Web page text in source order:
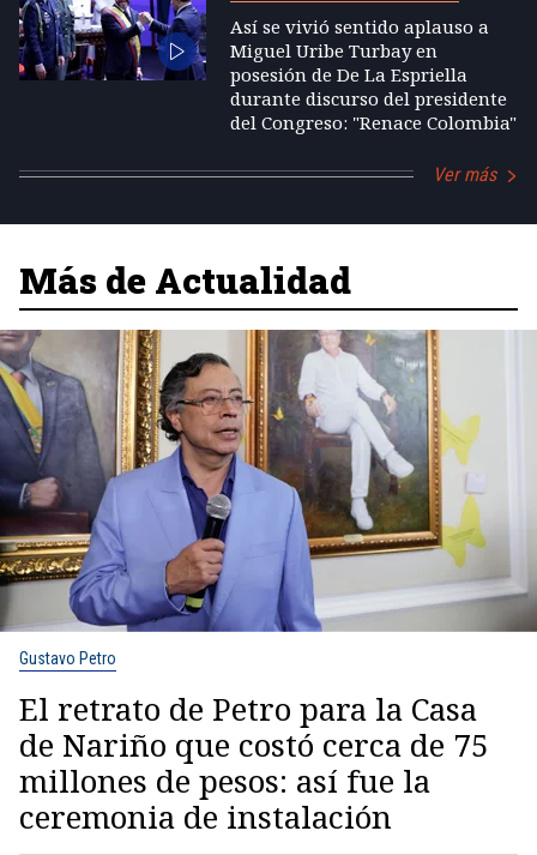
Así se vivió sentido aplauso a
Miguel Uribe Turbay en
posesión de De La Espriella
durante discurso del presidente
del Congreso: "Renace Colombia"
Ver más
Más de Actualidad
Gustavo Petro
El retrato de Petro para la Casa
de Nariño que costó cerca de 75
millones de pesos: así fue la
ceremonia de instalación